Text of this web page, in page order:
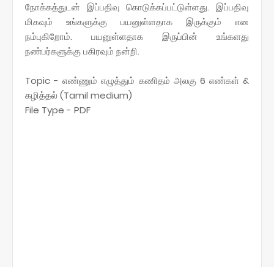
நோக்கத்துடன் இப்பதிவு கொடுக்கப்பட்டுள்ளது. இப்பதிவு
மிகவும் உங்களுக்கு பயனுள்ளதாக இருக்கும் என
நம்புகிறோம். பயனுள்ளதாக இருப்பின் உங்களது
நண்பர்களுக்கு பகிரவும் நன்றி.
Topic - எண்ணும் எழுத்தும் கணிதம் அலகு 6 எண்கள் &
கழித்தல் (Tamil medium)
File Type - PDF